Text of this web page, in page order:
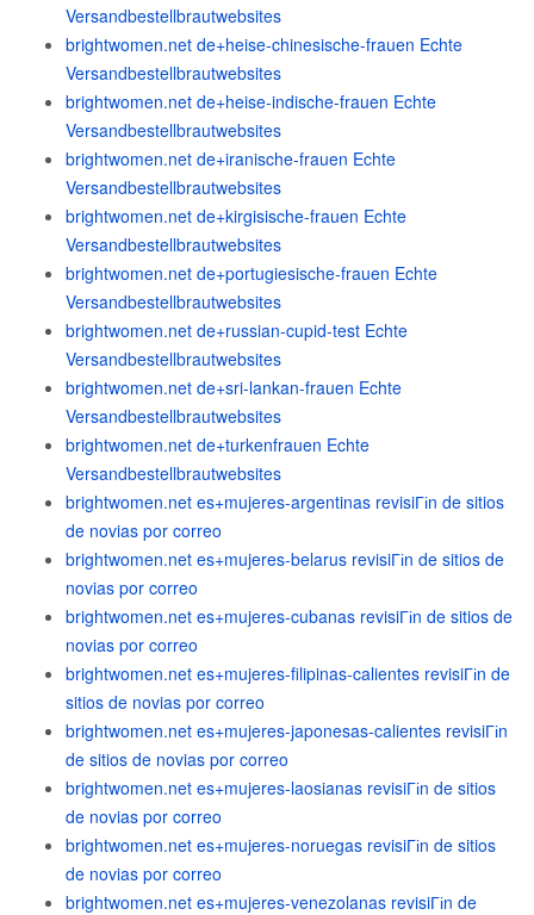
Versandbestellbrautwebsites
brightwomen.net de+heise-chinesische-frauen Echte
Versandbestellbrautwebsites
brightwomen.net de+heise-indische-frauen Echte
Versandbestellbrautwebsites
brightwomen.net de+iranische-frauen Echte
Versandbestellbrautwebsites
brightwomen.net de+kirgisische-frauen Echte
Versandbestellbrautwebsites
brightwomen.net de+portugiesische-frauen Echte
Versandbestellbrautwebsites
brightwomen.net de+russian-cupid-test Echte
Versandbestellbrautwebsites
brightwomen.net de+sri-lankan-frauen Echte
Versandbestellbrautwebsites
brightwomen.net de+turkenfrauen Echte
Versandbestellbrautwebsites
brightwomen.net es+mujeres-argentinas revisiГіn de sitios
de novias por correo
brightwomen.net es+mujeres-belarus revisiГіn de sitios de
novias por correo
brightwomen.net es+mujeres-cubanas revisiГіn de sitios de
novias por correo
brightwomen.net es+mujeres-filipinas-calientes revisiГіn de
sitios de novias por correo
brightwomen.net es+mujeres-japonesas-calientes revisiГіn
de sitios de novias por correo
brightwomen.net es+mujeres-laosianas revisiГіn de sitios
de novias por correo
brightwomen.net es+mujeres-noruegas revisiГіn de sitios
de novias por correo
brightwomen.net es+mujeres-venezolanas revisiГіn de